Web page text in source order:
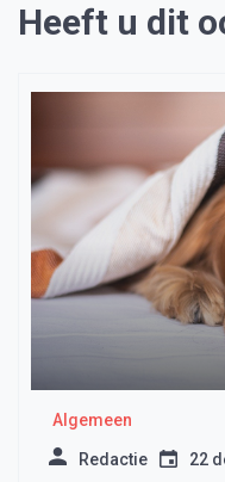
Heeft u dit
Algemeen
Redactie 22